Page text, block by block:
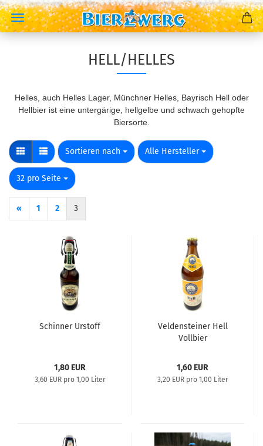
HELL/HELLES
Helles, auch Helles Lager, Münchner Helles, Bayrisch Hell oder
Hellbier ist eine untergärige, hellgelbe und schwach gehopfte
Biersorte.
Sortieren nach
Sortieren nach Alle Hersteller
pro Seite
32 pro Seite
pro Seite
« 1 2 3
Schinner Urstoff
1,80 EUR
3,60 EUR pro 1,00 Liter
Veldensteiner Hell
Vollbier
1,60 EUR
3,20 EUR pro 1,00 Liter